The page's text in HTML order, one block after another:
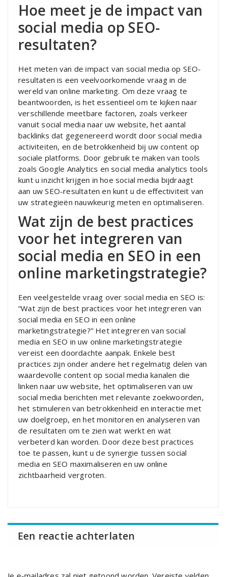
Hoe meet je de impact van
social media op SEO-
resultaten?
Het meten van de impact van social media op SEO-
resultaten is een veelvoorkomende vraag in de
wereld van online marketing. Om deze vraag te
beantwoorden, is het essentieel om te kijken naar
verschillende meetbare factoren, zoals verkeer
vanuit social media naar uw website, het aantal
backlinks dat gegenereerd wordt door social media
activiteiten, en de betrokkenheid bij uw content op
sociale platforms. Door gebruik te maken van tools
zoals Google Analytics en social media analytics tools
kunt u inzicht krijgen in hoe social media bijdraagt
aan uw SEO-resultaten en kunt u de effectiviteit van
uw strategieën nauwkeurig meten en optimaliseren.
Wat zijn de best practices
voor het integreren van
social media en SEO in een
online marketingstrategie?
Een veelgestelde vraag over social media en SEO is:
“Wat zijn de best practices voor het integreren van
social media en SEO in een online
marketingstrategie?” Het integreren van social
media en SEO in uw online marketingstrategie
vereist een doordachte aanpak. Enkele best
practices zijn onder andere het regelmatig delen van
waardevolle content op social media kanalen die
linken naar uw website, het optimaliseren van uw
social media berichten met relevante zoekwoorden,
het stimuleren van betrokkenheid en interactie met
uw doelgroep, en het monitoren en analyseren van
de resultaten om te zien wat werkt en wat
verbeterd kan worden. Door deze best practices
toe te passen, kunt u de synergie tussen social
media en SEO maximaliseren en uw online
zichtbaarheid vergroten.
Een reactie achterlaten